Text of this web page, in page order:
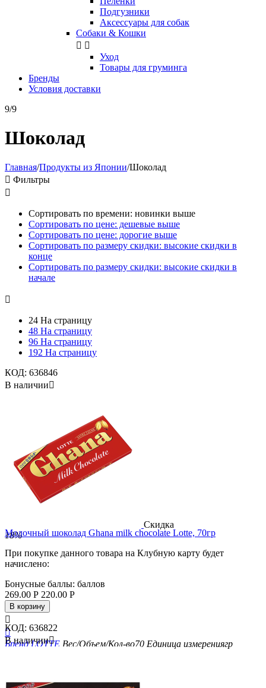
Подгузники
Аксессуары для собак
Собаки & Кошки
 
Уход
Товары для груминга
Бренды
Условия доставки
9/9
Шоколад
Главная/Продукты из Японии/Шоколад
 Фильтры

Сортировать по времени: новинки выше
Сортировать по цене: дешевые выше
Сортировать по цене: дорогие выше
Сортировать по размеру скидки: высокие скидки в
конце
Сортировать по размеру скидки: высокие скидки в
начале

24 На страницу
48 На страницу
96 На страницу
192 На страницу
КОД: 636846
В наличии
Скидка
18%
Молочный шоколад Ghana milk chocolate Lotte, 70гр
При покупке данного товара на Клубную карту будет
начислено:
Бонусные баллы: баллов
269.00 Р 220.00 Р
В корзину


БрендLOTTE Вес/Объем/Кол-во70 Единица измерениягр
КОД: 636822
В наличии